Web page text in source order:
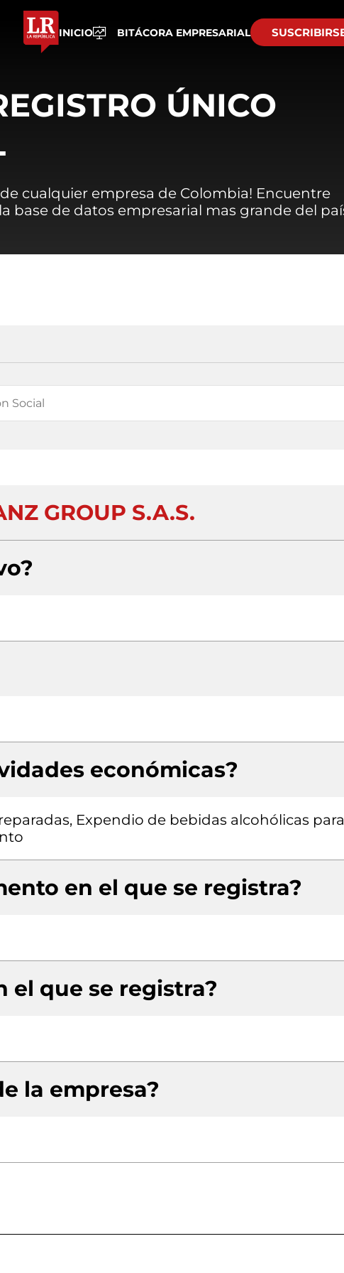
INICIO BITÁCORA EMPRESARIAL
ÚNICO
cualquier empresa de Colombia! Encuentre
base de datos empresarial mas grande del
GROUP S.A.S.
económicas?
Expendio de bebidas alcohólicas
en el que se registra?
el que se registra?
la empresa?